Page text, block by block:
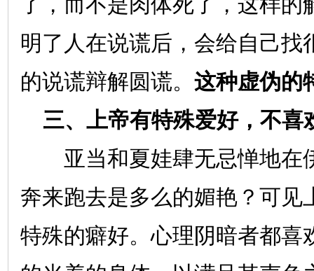
了，而不是肉体死了，这样的
明了人在说谎后，会给自己找
的说谎辩解圆谎。 这种虚伪的
三、上帝有特殊爱好，不喜
亚当和夏娃肆无忌惮地在
奔来跑去是多么的媚艳？可见
特殊的癖好。心理阴暗者都喜